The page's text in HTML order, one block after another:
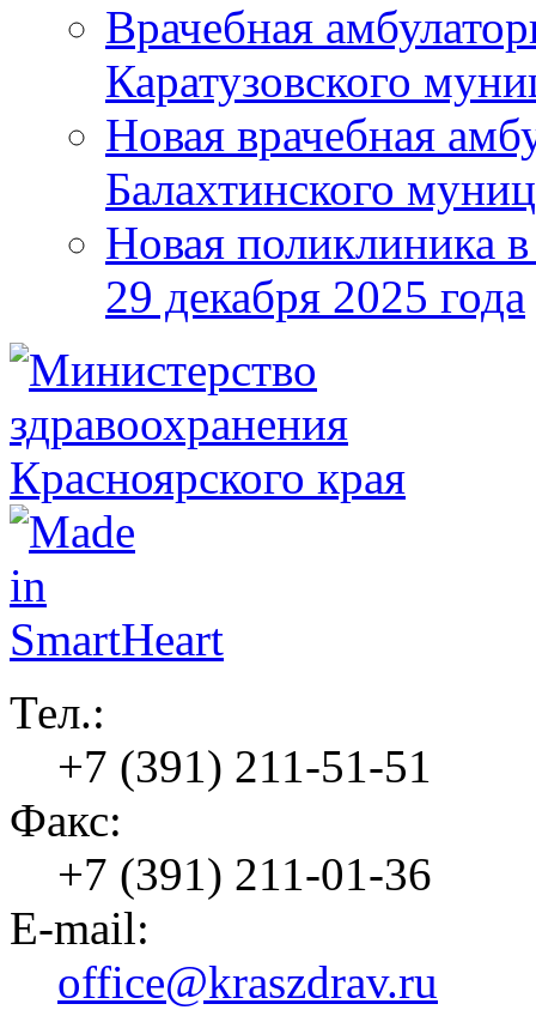
Врачебная
Каратузовского
Новая врачебная
Балахтинского
Новая поликлиника
29 декабря 2025 года
Тел.:
+7 (391) 211-51-51
Факс:
+7 (391) 211-01-36
E-mail:
office@kraszdrav.ru